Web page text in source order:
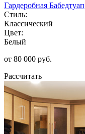
Гардеробная Бабедтуап
Стиль:
Классический
Цвет:
Белый
от 80 000 руб.
Рассчитать